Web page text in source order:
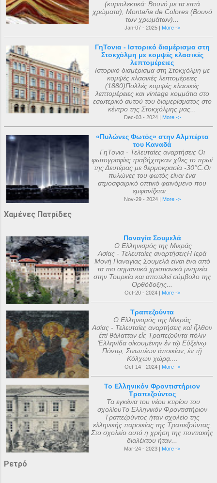
(κυριολεκτικά: Βουνό με τα επτά
χρώματα), Montaña de Colores (Βουνό
των χρωμάτων)...
Jan-07 - 2025 | More ->
ΓηΤονια - Ιστορικό διαμέρισμα στη
Στοκχόλμη με κομψές κλασικές
λεπτομέρειες
Ιστορικό διαμέρισμα στη Στοκχόλμη με
κομψές κλασικές λεπτομέρειες
(1880)Πολλές κομψές κλασικές
λεπτομέρειες και vintage κομμάτια στο
εσωτερικό αυτού του διαμερίσματος στο
κέντρο της Στοκχόλμης μας...
Dec-03 - 2024 | More ->
«Πυλώνες Φωτός» στην Αλμπέρτα
του Καναδά
ΓηΤονια - Τελευταίες αναρτήσεις Οι
φωτογραφίες τραβήχτηκαν χθες το πρωί
της Δευτέρας με θερμοκρασία -30°C.Οι
πυλώνες του φωτός είναι ένα
ατμοσφαιρικό οπτικό φαινόμενο που
εμφανίζεται...
Nov-29 - 2024 | More ->
Χαμένες Πατρίδες
Παναγία Σουμελά
Ο Ελληνισμός της Μικράς
Ασίας - Τελευταίες αναρτήσειςΗ Ιερά
Μονή Παναγίας Σουμελά είναι ένα από
τα πιο σημαντικά χριστιανικά μνημεία
στην Τουρκία και αποτελεί σύμβολο της
Ορθόδοξης...
Oct-20 - 2024 | More ->
Τραπεζούντα
Ο Ελληνισμός της Μικράς
Ασίας - Τελευταίες αναρτήσεις καὶ ἦλθον
ἐπὶ θάλατταν εἰς Τραπεζοῦντα πόλιν
Ἑλληνίδα οἰκουμένην ἐν τῷ Εὐξείνῳ
Πόντῳ, Σινωπέων ἀποικίαν, ἐν τῇ
Κόλχων χώρᾳ....
Oct-14 - 2024 | More ->
Το Ελληνικόν Φροντιστήριον
Τραπεζούντος
Τα εγκένια του νέου κτιρίου του
σχολίουΤο Ελληνικόν Φροντιστήριον
Τραπεζούντος ήταν σχολείο της
ελληνικής παροικίας της Τραπεζούντας.
Στο σχολείο αυτό η χρήση της ποντιακής
διαλέκτου ήταν...
Mar-24 - 2023 | More ->
Ρετρό